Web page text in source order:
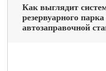
Как выглядит
резервуарного парка
автозаправочной